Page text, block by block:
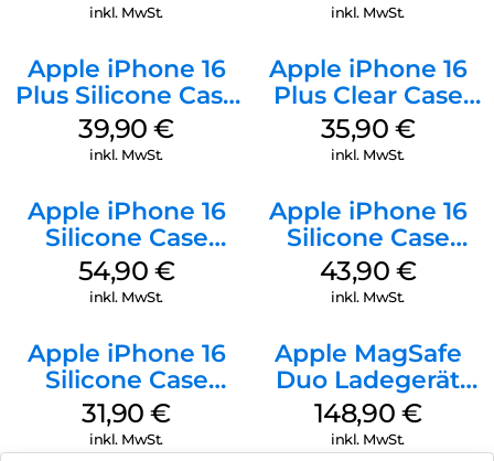
Gray
inkl. MwSt.
Green
inkl. MwSt.
Apple iPhone 16
Plus Silicone Case
MagSafe Plum
39,90€
inkl. MwSt.
Apple iPhone 16
Plus Clear Case
MagSafe
Transparent
35,90 €
inkl. MwSt.
Apple iPhone 16
Silicone Case
MagSafe Lake
Green
54,90 €
inkl. MwSt.
Apple iPhone 16
Silicone Case
MagSafe Plum
43,90 €
inkl. MwSt.
Apple iPhone 16
Silicone Case
MagSafe Fuchsia
31,90€
inkl. MwSt.
Apple MagSafe
Duo Ladegerät
Weiß
148,90 €
inkl. MwSt.